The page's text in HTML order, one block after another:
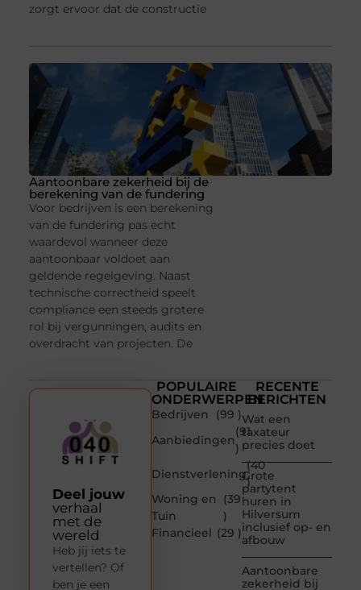
zorgt ervoor dat de constructie
Aantoonbare zekerheid bij de
berekening van de fundering
Voor bedrijven is een berekening
van de fundering pas echt
waardevol wanneer deze
aantoonbaar voldoet aan
geldende regelgeving. Naast
technische correctheid speelt
compliance een steeds grotere
rol bij vergunningen, audits en
overdracht van projecten. De
POPULAIRE
ONDERWERPEN
Bedrijven
(99 )
Aanbiedingen
(91
)
Dienstverlening
(40
)
Woning en
Tuin
(39
)
Financieel (29 )
RECENTE
BERICHTEN
Wat een
taxateur
precies doet
Grote
partytent
huren in
Hilversum
inclusief op- en
afbouw
Aantoonbare
zekerheid bij
Deel jouw
verhaal
met de
wereld
Heb jij iets te
vertellen? Of
ben je een